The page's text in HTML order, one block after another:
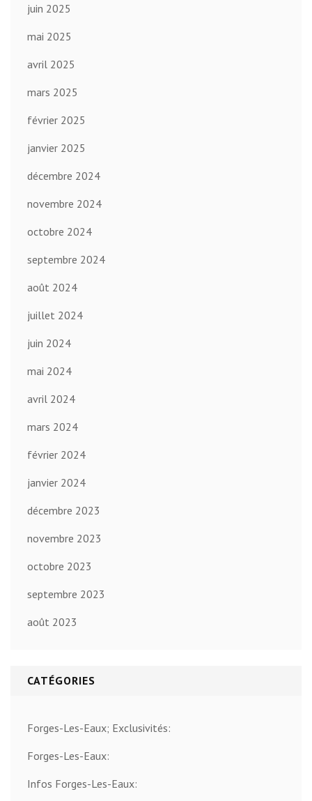
juin 2025
mai 2025
avril 2025
mars 2025
février 2025
janvier 2025
décembre 2024
novembre 2024
octobre 2024
septembre 2024
août 2024
juillet 2024
juin 2024
mai 2024
avril 2024
mars 2024
février 2024
janvier 2024
décembre 2023
novembre 2023
octobre 2023
septembre 2023
août 2023
CATÉGORIES
Forges-Les-Eaux; Exclusivités:
Forges-Les-Eaux:
Infos Forges-Les-Eaux: